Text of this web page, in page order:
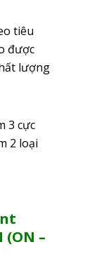
tiêu
được
lượng
3 cực
2 loại
(ON –